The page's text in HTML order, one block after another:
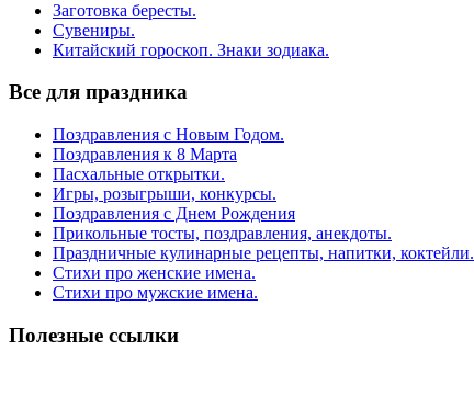
Заготовка бересты.
Сувениры.
Китайский гороскоп. Знаки зодиака.
Все для праздника
Поздравления с Новым Годом.
Поздравления к 8 Марта
Пасхальные открытки.
Игры, розыгрыши, конкурсы.
Поздравления с Днем Рождения
Прикольные тосты, поздравления, анекдоты.
Праздничные кулинарные рецепты, напитки, коктейли.
Стихи про женские имена.
Стихи про мужские имена.
Полезные ссылки